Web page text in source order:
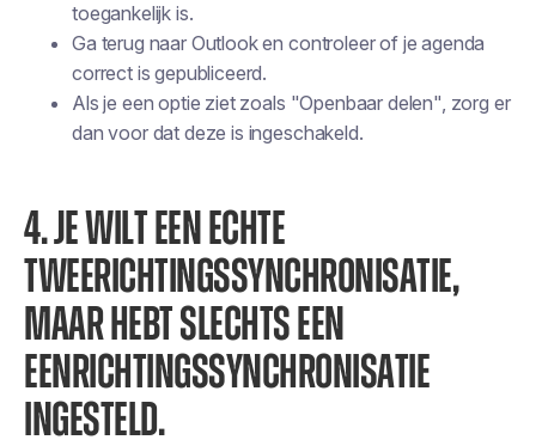
toegankelijk is.
Ga terug naar Outlook en controleer of je agenda
correct is gepubliceerd.
Als je een optie ziet zoals "Openbaar delen", zorg er
dan voor dat deze is ingeschakeld.
4. JE WILT EEN ECHTE
TWEERICHTINGSSYNCHRONISATIE,
MAAR HEBT SLECHTS EEN
EENRICHTINGSSYNCHRONISATIE
INGESTELD.